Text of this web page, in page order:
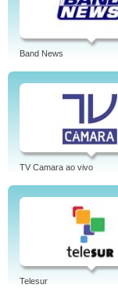
Band News
TV Camara ao vivo
Telesur